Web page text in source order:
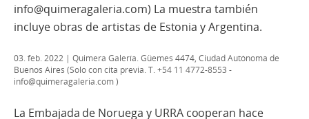
info@quimeragaleria.com) La muestra también
incluye obras de artistas de Estonia y Argentina.
03. feb. 2022 | Quimera Galería. Güemes 4474, Ciudad Autónoma de
Buenos Aires (Solo con cita previa. T. +54 11 4772-8553 -
info@quimeragaleria.com )
La Embajada de Noruega y URRA cooperan hace